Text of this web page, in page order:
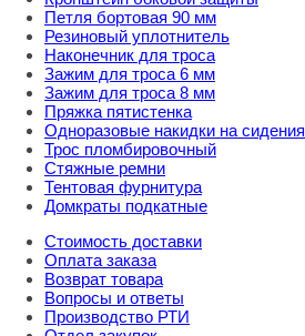
Петля бортовая 90 мм
Резиновый уплотнитель
Наконечник для троса
Зажим для троса 6 мм
Зажим для троса 8 мм
Пряжка пятистенка
Одноразовые накидки на сидения
Трос пломбировочный
Стяжные ремни
Тентовая фурнитура
Домкраты подкатные
Стоимость доставки
Оплата заказа
Возврат товара
Вопросы и ответы
Производство РТИ